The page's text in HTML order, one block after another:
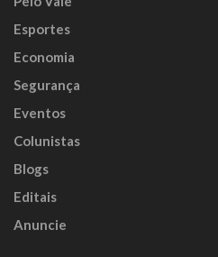
Esportes
Economia
Segurança
Eventos
Colunistas
Blogs
Editais
Anuncie